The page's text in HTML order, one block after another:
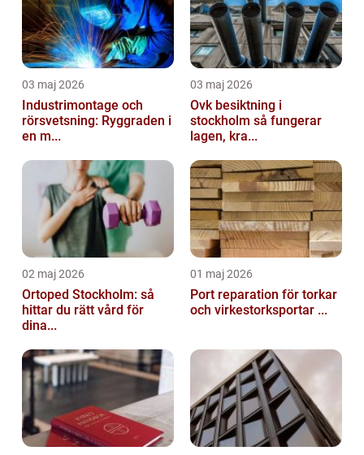
03 maj 2026
Industrimontage och
rörsvetsning: Ryggraden i
en m...
03 maj 2026
Ovk besiktning i
stockholm så fungerar
lagen, kra...
02 maj 2026
Ortoped Stockholm: så
hittar du rätt vård för
dina...
01 maj 2026
Port reparation för torkar
och virkestorksportar ...